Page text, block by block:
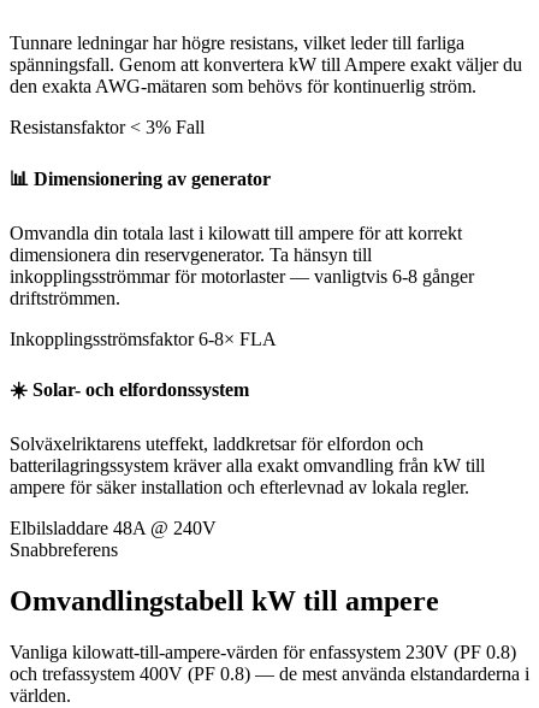
Tunnare ledningar har högre resistans, vilket leder till farliga
spänningsfall. Genom att konvertera kW till Ampere exakt väljer du
den exakta AWG-mätaren som behövs för kontinuerlig ström.
Resistansfaktor< 3% Fall
📊 Dimensionering av generator
Omvandla din totala last i kilowatt till ampere för att korrekt
dimensionera din reservgenerator. Ta hänsyn till
inkopplingsströmmar för motorlaster — vanligtvis 6-8 gånger
driftströmmen.
Inkopplingsströmsfaktor6-8× FLA
☀️ Solar- och elfordonssystem
Solväxelriktarens uteffekt, laddkretsar för elfordon och
batterilagringssystem kräver alla exakt omvandling från kW till
ampere för säker installation och efterlevnad av lokala regler.
Elbilsladdare 48A @ 240V
Snabbreferens
Omvandlingstabell kW till ampere
Vanliga kilowatt-till-ampere-värden för enfassystem 230V (PF 0.8)
och trefassystem 400V (PF 0.8) — de mest använda elstandarderna i
världen.